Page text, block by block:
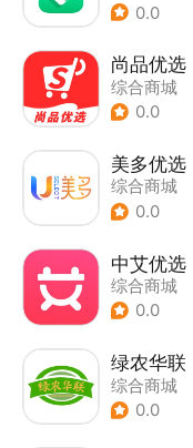
0.0
尚品优选
综合商城
0.0
美多优选
综合商城
0.0
中艾优选
综合商城
0.0
绿农华联
综合商城
0.0